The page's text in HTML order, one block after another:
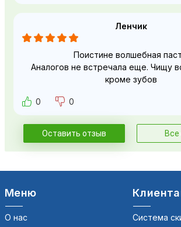
Ленчик
Поистине волшебная
Аналогов не встречала еще. Чищу
кроме зубов
0 0
Оставить отзыв
Меню
О нас
Система